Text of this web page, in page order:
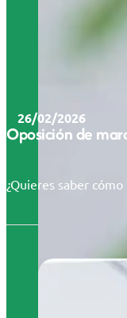
26/02/2026
Oposición de
¿Quieres saber